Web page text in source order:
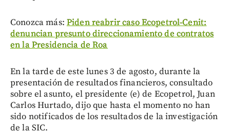
Conozca más: Piden reabrir caso Ecopetrol-Cenit:
denuncian presunto direccionamiento de contratos
en la Presidencia de Roa
En la tarde de este lunes 3 de agosto, durante la
presentación de resultados financieros, consultado
sobre el asunto, el presidente (e) de Ecopetrol, Juan
Carlos Hurtado, dijo que hasta el momento no han
sido notificados de los resultados de la investigación
de la SIC.